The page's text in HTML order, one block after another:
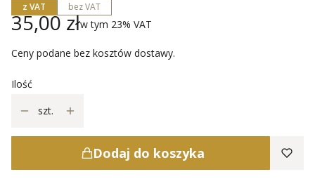
z VAT bez VAT
Cena
35,00 złw tym 23% VAT
w tym 23% VAT
Ceny podane bez kosztów dostawy.
Ilość
szt.
Dodaj do koszyka